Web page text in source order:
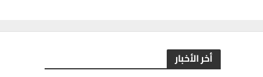
أخر الأخبار